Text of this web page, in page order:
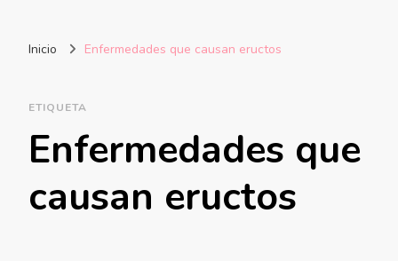
Inicio Enfermedades que causan eructos
ETIQUETA
Enfermedades que
causan eructos